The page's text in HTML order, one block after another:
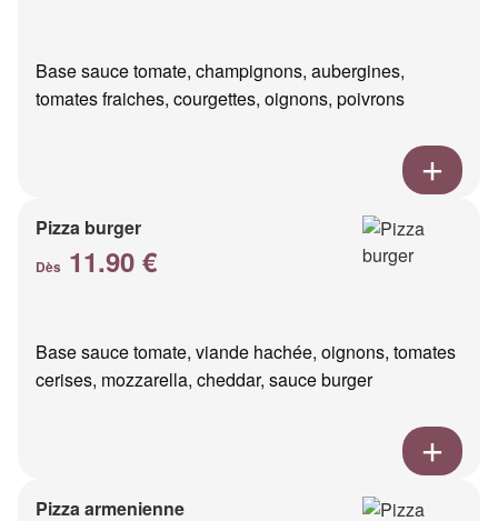
Base sauce tomate, champignons, aubergines,
tomates fraiches, courgettes, oignons, poivrons
Pizza burger
Dès 11.90 €
Base sauce tomate, viande hachée, oignons, tomates
cerises, mozzarella, cheddar, sauce burger
Pizza armenienne